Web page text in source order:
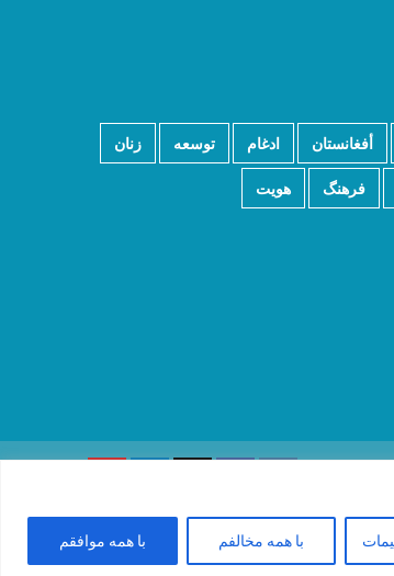
با همه مخالفم با همه موافقم
أفغانستان ادغام توسعه زنان
فرهنگ هویت